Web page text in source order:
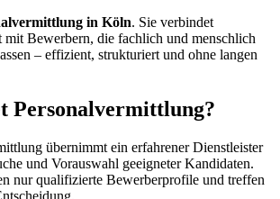
in Köln. Sie verbindet
mit Bewerbern, die fachlich und menschlich
– effizient, strukturiert und ohne langen
Personalvermittlung?
übernimmt ein erfahrener Dienstleister
und Vorauswahl geeigneter Kandidaten.
nur qualifizierte Bewerberprofile und treffen